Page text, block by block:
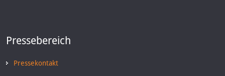
Pressebereich
Pressekontakt